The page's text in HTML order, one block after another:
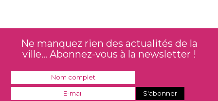
Ne manquez rien des actualités de la
ville... Abonnez-vous à la newsletter !